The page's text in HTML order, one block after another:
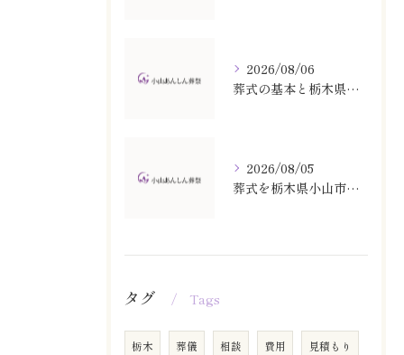
2026/08/06
葬式の基本と栃木県小山市の家族葬参列マナー香典相場や服装ポイント
2026/08/05
葬式を栃木県小山市で行う際の葬儀の持ち物とマナー解説・数珠や袱紗と香典袋の書き方ガイド
タグ Tags
栃木 葬儀 相談 費用 見積もり